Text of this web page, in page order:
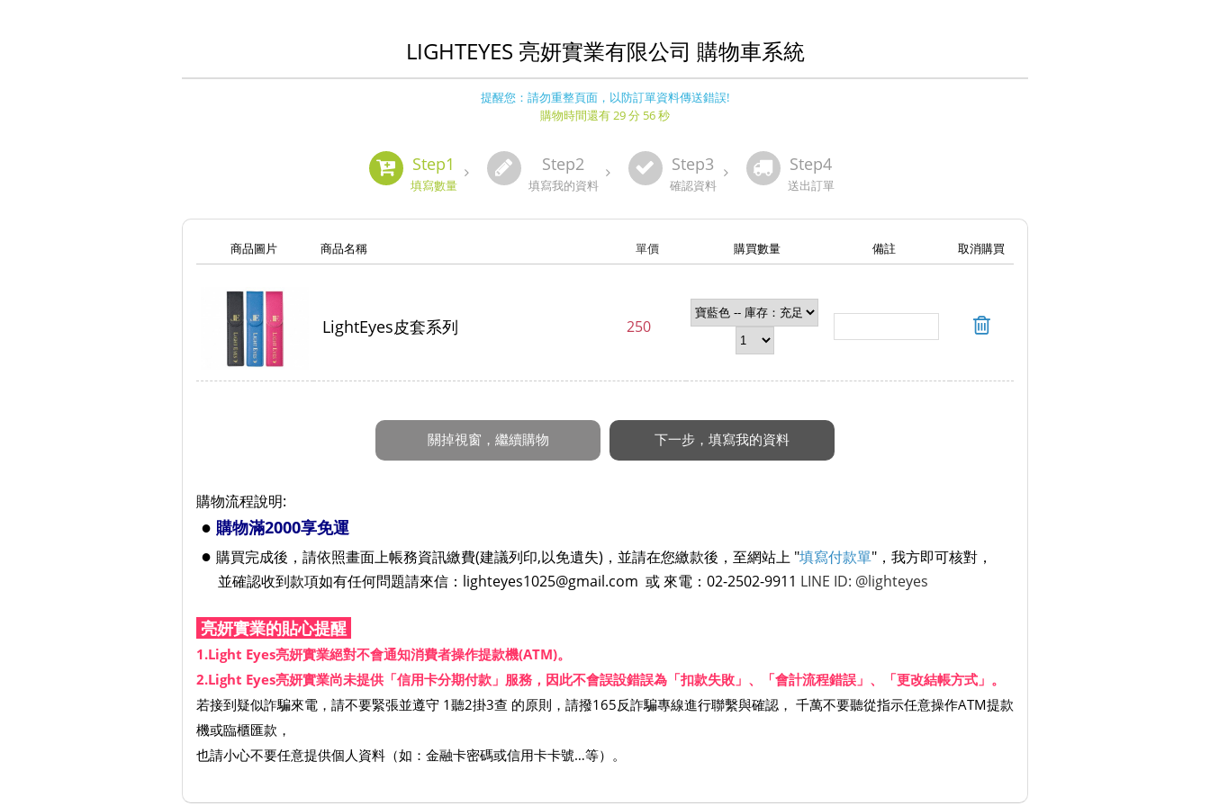
LIGHTEYES 亮妍實業有限公司 購物車系統
提醒您：請勿重整頁面，以防訂單資料傳送錯誤!
購物時間還有 29 分 56 秒
Step1
填寫數量
Step2
填寫我的資料
Step3
確認資料
Step4
送出訂單
商品圖片 商品名稱 單價 購買數量 備註 取消購買
LightEyes皮套系列 250
購物流程說明:
● 購物滿2000享免運
● 購買完成後，請依照畫面上帳務資訊繳費(建議列印,以免遺失)，並請在您繳款後，至網站上 "填寫付款單"，我方即可核對，
並確認收到款項如有任何問題請來信：lighteyes1025@gmail.com 或 來電：02-2502-9911 LINE ID: @lighteyes
亮妍實業的貼心提醒
1.Light Eyes亮妍實業絕對不會通知消費者操作提款機(ATM)。
2.Light Eyes亮妍實業尚未提供「信用卡分期付款」服務，因此不會誤設錯誤為「扣款失敗」、「會計流程錯誤」、「更改結帳方式」。
若接到疑似詐騙來電，請不要緊張並遵守 1聽2掛3查 的原則，請撥165反詐騙專線進行聯繫與確認， 千萬不要聽從指示任意操作ATM提款
機或臨櫃匯款，
也請小心不要任意提供個人資料（如：金融卡密碼或信用卡卡號…等）。